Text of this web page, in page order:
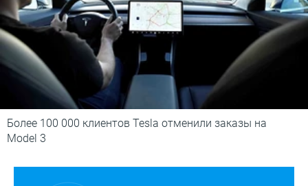
Более 100 000 клиентов Tesla отменили заказы на
Model 3